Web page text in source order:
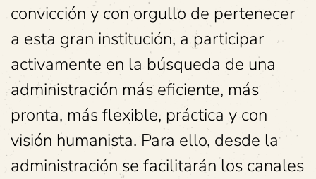
convicción y con orgullo de pertenecer
a esta gran institución, a participar
activamente en la búsqueda de una
administración más eficiente, más
pronta, más flexible, práctica y con
visión humanista. Para ello, desde la
administración se facilitarán los canales